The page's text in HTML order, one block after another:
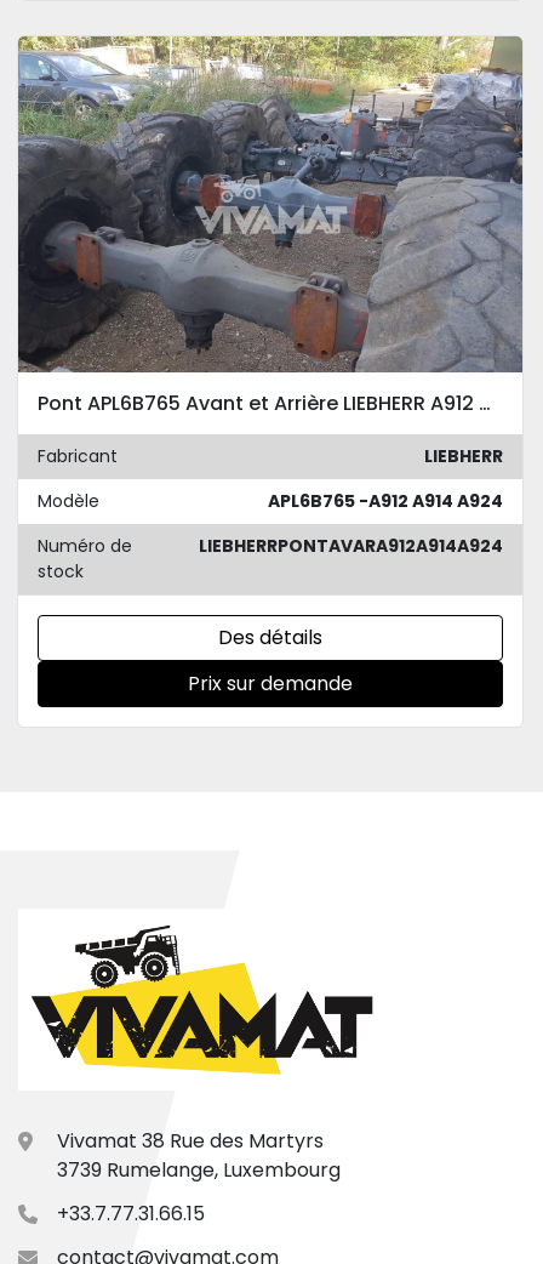
Pont APL6B765 Avant et Arrière LIEBHERR A912 A914 A924
Fabricant
LIEBHERR
Modèle
APL6B765 -A912 A914 A924
Numéro de
stock
LIEBHERRPONTAVARA912A914A924
Des détails
Prix sur demande
Vivamat 38 Rue des Martyrs
3739 Rumelange, Luxembourg
+33.7.77.31.66.15
contact@vivamat.com